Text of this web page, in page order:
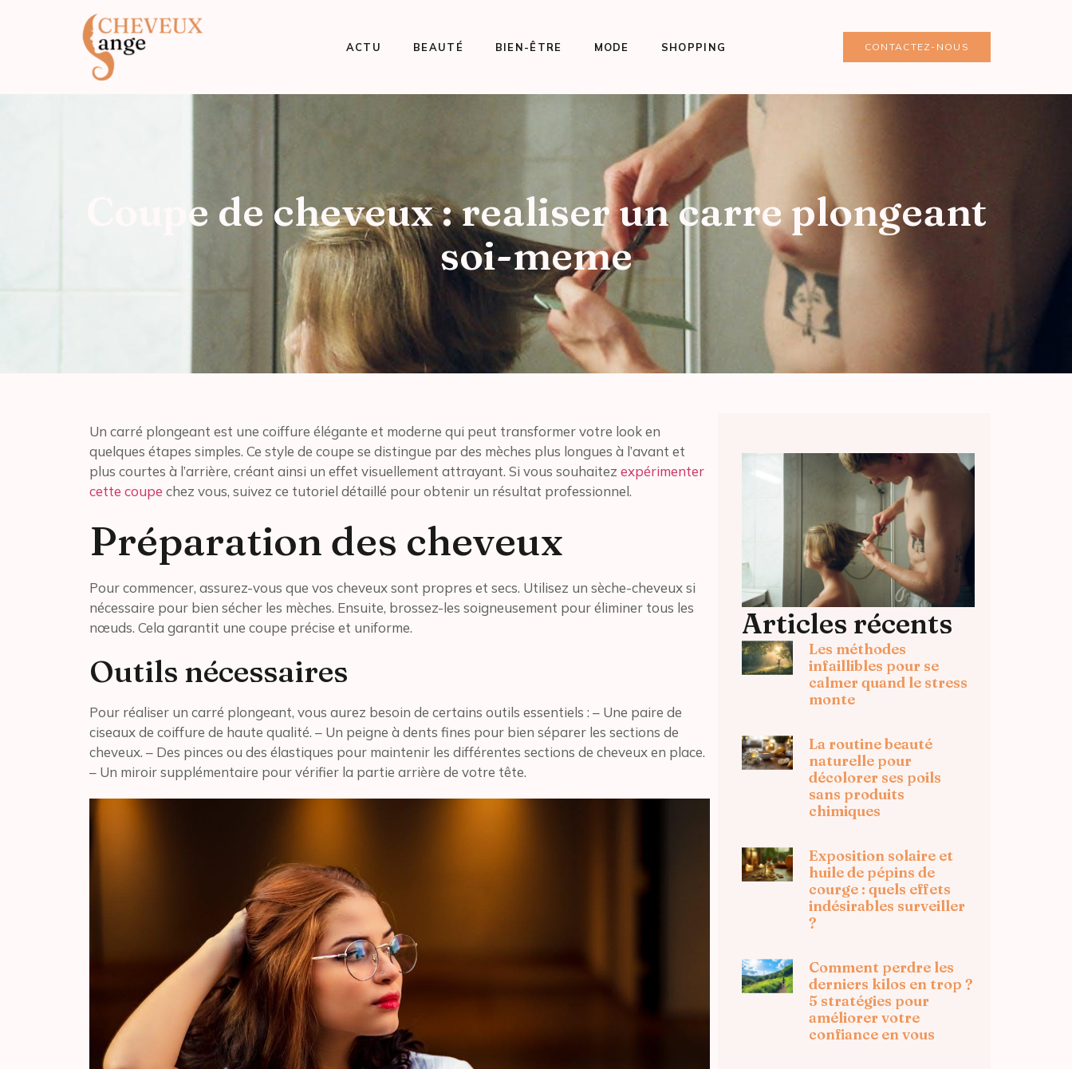
ACTU BEAUTÉ BIEN-ÊTRE MODE SHOPPING CONTACTEZ-NOUS
Coupe de cheveux : realiser un carre plongeant
soi-meme
Un carré plongeant est une coiffure élégante et moderne qui peut transformer votre look en
quelques étapes simples. Ce style de coupe se distingue par des mèches plus longues à l’avant et
plus courtes à l’arrière, créant ainsi un effet visuellement attrayant. Si vous souhaitez expérimenter
cette coupe chez vous, suivez ce tutoriel détaillé pour obtenir un résultat professionnel.
Préparation des cheveux
Pour commencer, assurez-vous que vos cheveux sont propres et secs. Utilisez un sèche-cheveux si
nécessaire pour bien sécher les mèches. Ensuite, brossez-les soigneusement pour éliminer tous les
nœuds. Cela garantit une coupe précise et uniforme.
Outils nécessaires
Pour réaliser un carré plongeant, vous aurez besoin de certains outils essentiels : – Une paire de
ciseaux de coiffure de haute qualité. – Un peigne à dents fines pour bien séparer les sections de
cheveux. – Des pinces ou des élastiques pour maintenir les différentes sections de cheveux en place.
– Un miroir supplémentaire pour vérifier la partie arrière de votre tête.
Articles récents
Les méthodes
infaillibles pour se
calmer quand le stress
monte
La routine beauté
naturelle pour
décolorer ses poils
sans produits
chimiques
Exposition solaire et
huile de pépins de
courge : quels effets
indésirables surveiller
?
Comment perdre les
derniers kilos en trop ?
5 stratégies pour
améliorer votre
confiance en vous